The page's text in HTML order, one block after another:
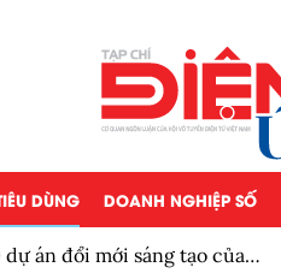
DÙNG DOANH NGHIỆP SỐ
án đổi mới sáng tạo của